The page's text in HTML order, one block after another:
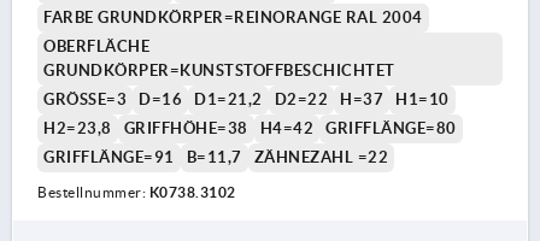
FARBE GRUNDKÖRPER=REINORANGE RAL 2004
OBERFLÄCHE
GRUNDKÖRPER=KUNSTSTOFFBESCHICHTET
GRÖSSE=3
D=16 D1=21,2 D2=22 H=37
H1=10
H2=23,8
GRIFFHÖHE=38 H4=42
GRIFFLÄNGE=80
GRIFFLÄNGE=91
B=11,7 ZÄHNEZAHL =22
Bestellnummer: K0738.3102